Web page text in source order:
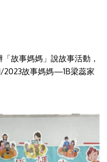
故事媽媽」說故事活動，
2023故事媽媽—1B梁蕊家